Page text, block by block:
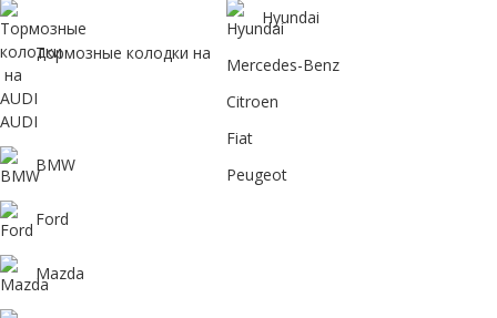
Тормозные колодки на
AUDI
BMW
Ford
Mazda
Hyundai
Mercedes-Benz
Citroen
Fiat
Peugeot